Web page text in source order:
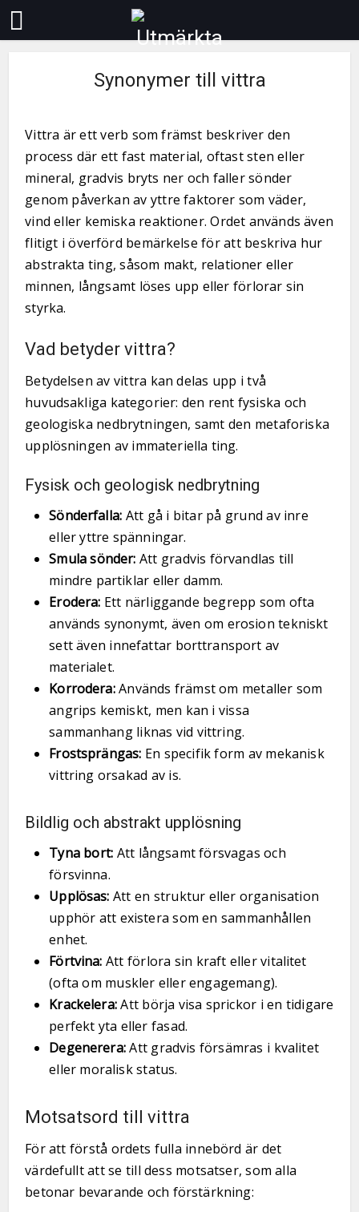
Synonymer till vittra
Vittra är ett verb som främst beskriver den
process där ett fast material, oftast sten eller
mineral, gradvis bryts ner och faller sönder
genom påverkan av yttre faktorer som väder,
vind eller kemiska reaktioner. Ordet används även
flitigt i överförd bemärkelse för att beskriva hur
abstrakta ting, såsom makt, relationer eller
minnen, långsamt löses upp eller förlorar sin
styrka.
Vad betyder vittra?
Betydelsen av vittra kan delas upp i två
huvudsakliga kategorier: den rent fysiska och
geologiska nedbrytningen, samt den metaforiska
upplösningen av immateriella ting.
Fysisk och geologisk nedbrytning
Sönderfalla: Att gå i bitar på grund av inre
eller yttre spänningar.
Smula sönder: Att gradvis förvandlas till
mindre partiklar eller damm.
Erodera: Ett närliggande begrepp som ofta
används synonymt, även om erosion tekniskt
sett även innefattar borttransport av
materialet.
Korrodera:Används främst om metaller som
angrips kemiskt, men kan i vissa
sammanhang liknas vid vittring.
Frostsprängas: En specifik form av mekanisk
vittring orsakad av is.
Bildlig och abstrakt upplösning
Tyna bort: Att långsamt försvagas och
försvinna.
Upplösas: Att en struktur eller organisation
upphör att existera som en sammanhållen
enhet.
Förtvina: Att förlora sin kraft eller vitalitet
(ofta om muskler eller engagemang).
Krackelera:Att börja visa sprickor i en tidigare
perfekt yta eller fasad.
Degenerera:Att gradvis försämras i kvalitet
eller moralisk status.
Motsatsord till vittra
För att förstå ordets fulla innebörd är det
värdefullt att se till dess motsatser, som alla
betonar bevarande och förstärkning: